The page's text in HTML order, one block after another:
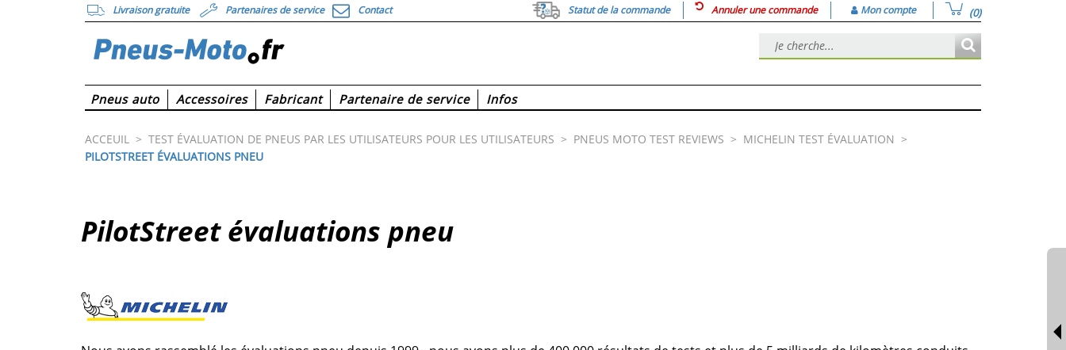
Livraison gratuite Partenaires de service Contact Statut de la commande Annuler une commande Mon compte (0)
Pneus auto Accessoires Fabricant Partenaire de service Infos
ACCEUIL > TEST ÉVALUATION DE PNEUS PAR LES UTILISATEURS POUR LES UTILISATEURS > PNEUS MOTO TEST REVIEWS > MICHELIN TEST ÉVALUATION >
PILOTSTREET ÉVALUATIONS PNEU
PilotStreet évaluations pneu